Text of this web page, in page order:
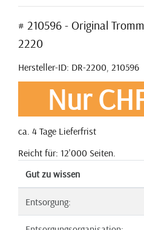
# 210596 - Original
2220
Hersteller-ID: DR-2200, 210596
Nur
ca. 4 Tage Lieferfrist
Reicht für: 12'000 Seiten.
Gut zu wissen
Entsorgung: